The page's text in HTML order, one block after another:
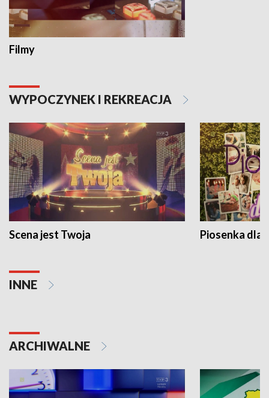
Filmy
WYPOCZYNEK I REKREACJA
Scena jest Twoja Piosenka dla
INNE
ARCHIWALNE